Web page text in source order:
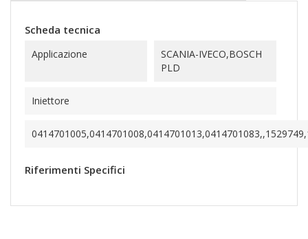
Scheda tecnica
Applicazione
SCANIA-IVECO,BOSCH
PLD
Iniettore
Riferimenti Specifici